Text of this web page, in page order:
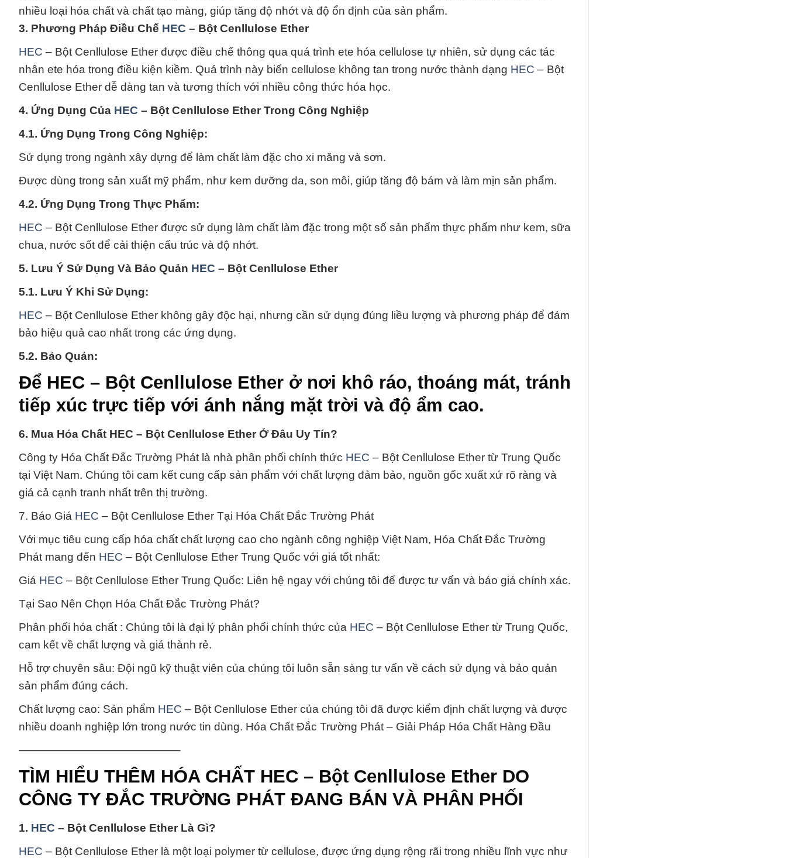
nhiều loại hóa chất và chất tạo màng, giúp tăng độ nhớt và độ ổn định của sản phẩm.
3. Phương Pháp Điều Chế HEC – Bột Cenllulose Ether
HEC – Bột Cenllulose Ether được điều chế thông qua quá trình ete hóa cellulose tự nhiên, sử dụng các tác
nhân ete hóa trong điều kiện kiềm. Quá trình này biến cellulose không tan trong nước thành dạng HEC – Bột
Cenllulose Ether dễ dàng tan và tương thích với nhiều công thức hóa học.
4. Ứng Dụng Của HEC – Bột Cenllulose Ether Trong Công Nghiệp
4.1. Ứng Dụng Trong Công Nghiệp:
Sử dụng trong ngành xây dựng để làm chất làm đặc cho xi măng và sơn.
Được dùng trong sản xuất mỹ phẩm, như kem dưỡng da, son môi, giúp tăng độ bám và làm mịn sản phẩm.
4.2. Ứng Dụng Trong Thực Phẩm:
HEC – Bột Cenllulose Ether được sử dụng làm chất làm đặc trong một số sản phẩm thực phẩm như kem, sữa
chua, nước sốt để cải thiện cấu trúc và độ nhớt.
5. Lưu Ý Sử Dụng Và Bảo Quản HEC – Bột Cenllulose Ether
5.1. Lưu Ý Khi Sử Dụng:
HEC – Bột Cenllulose Ether không gây độc hại, nhưng cần sử dụng đúng liều lượng và phương pháp để đảm
bảo hiệu quả cao nhất trong các ứng dụng.
5.2. Bảo Quản:
Để HEC – Bột Cenllulose Ether ở nơi khô ráo, thoáng mát, tránh
tiếp xúc trực tiếp với ánh nắng mặt trời và độ ẩm cao.
6. Mua Hóa Chất HEC – Bột Cenllulose Ether Ở Đâu Uy Tín?
Công ty Hóa Chất Đắc Trường Phát là nhà phân phối chính thức HEC – Bột Cenllulose Ether từ Trung Quốc
tại Việt Nam. Chúng tôi cam kết cung cấp sản phẩm với chất lượng đảm bảo, nguồn gốc xuất xứ rõ ràng và
giá cả cạnh tranh nhất trên thị trường.
7. Báo Giá HEC – Bột Cenllulose Ether Tại Hóa Chất Đắc Trường Phát
Với mục tiêu cung cấp hóa chất chất lượng cao cho ngành công nghiệp Việt Nam, Hóa Chất Đắc Trường
Phát mang đến HEC – Bột Cenllulose Ether Trung Quốc với giá tốt nhất:
Giá HEC – Bột Cenllulose Ether Trung Quốc: Liên hệ ngay với chúng tôi để được tư vấn và báo giá chính xác.
Tại Sao Nên Chọn Hóa Chất Đắc Trường Phát?
Phân phối hóa chất : Chúng tôi là đại lý phân phối chính thức của HEC – Bột Cenllulose Ether từ Trung Quốc,
cam kết về chất lượng và giá thành rẻ.
Hỗ trợ chuyên sâu: Đội ngũ kỹ thuật viên của chúng tôi luôn sẵn sàng tư vấn về cách sử dụng và bảo quản
sản phẩm đúng cách.
Chất lượng cao: Sản phẩm HEC – Bột Cenllulose Ether của chúng tôi đã được kiểm định chất lượng và được
nhiều doanh nghiệp lớn trong nước tin dùng. Hóa Chất Đắc Trường Phát – Giải Pháp Hóa Chất Hàng Đầu
——————————————–
TÌM HIỂU THÊM HÓA CHẤT HEC – Bột Cenllulose Ether DO
CÔNG TY ĐẮC TRƯỜNG PHÁT ĐANG BÁN VÀ PHÂN PHỐI
1. HEC – Bột Cenllulose Ether Là Gì?
HEC – Bột Cenllulose Ether là một loại polymer từ cellulose, được ứng dụng rộng rãi trong nhiều lĩnh vực như